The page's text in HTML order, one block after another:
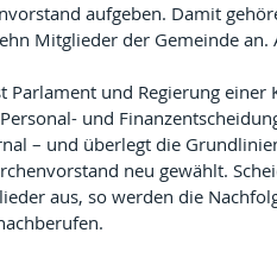
aufgeben. Damit
Mitglieder der Gemeinde
Parlament und Regierung einer
und
– und überlegt die
neu gewählt.
aus, so werden die